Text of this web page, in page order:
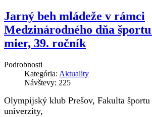
Jarný beh mládeže v rámci
Medzinárodného dňa
mier, 39. ročník
Podrobnosti
Kategória: Aktuality
Návštevy: 225
Olympijský klub Prešov, Fakulta športu
univerzity,